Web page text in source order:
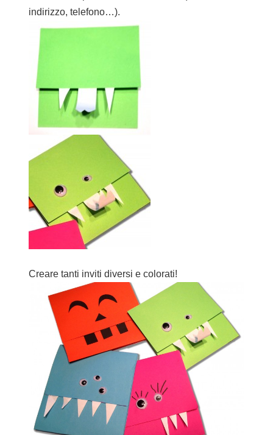
indirizzo, telefono…).
Creare tanti inviti diversi e colorati!